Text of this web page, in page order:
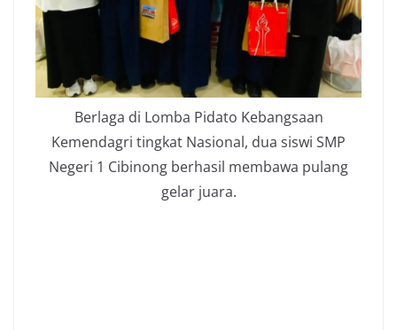
Berlaga di Lomba Pidato Kebangsaan
Kemendagri tingkat Nasional, dua siswi SMP
Negeri 1 Cibinong berhasil membawa pulang
gelar juara.